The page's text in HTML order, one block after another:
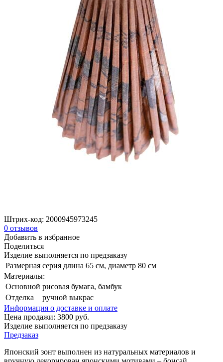
Штрих-код: 2000945973245
0 отзывов
Добавить в избранное
Поделиться
Изделие выполняется по предзаказу
Размерная серия длина 65 см, диаметр 80 см
Материалы:
Основной рисовая бумага, бамбук
Отделка
ручной выкрас
Информация о доставке и оплате
Цена продажи: 3800 руб.
Изделие выполняется по предзаказу
Предзаказ
Японский зонт выполнен из натуральных материалов и